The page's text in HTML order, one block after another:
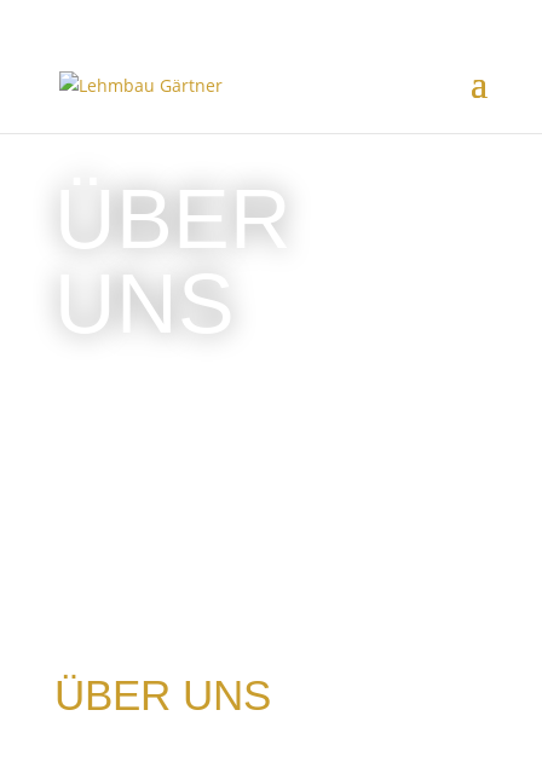
ÜBER
UNS
ÜBER UNS